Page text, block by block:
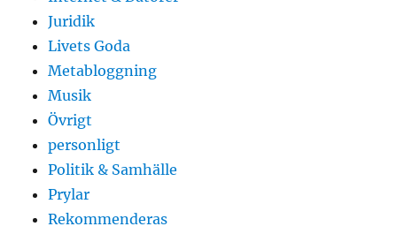
Juridik
Livets Goda
Metabloggning
Musik
Övrigt
personligt
Politik & Samhälle
Prylar
Rekommenderas